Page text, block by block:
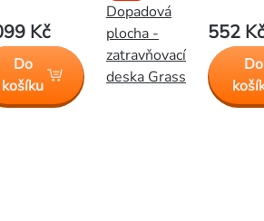
Kč
Do
košíku
Dopadová
plocha -
zatravňovací
deska Grass
552 Kč
Do